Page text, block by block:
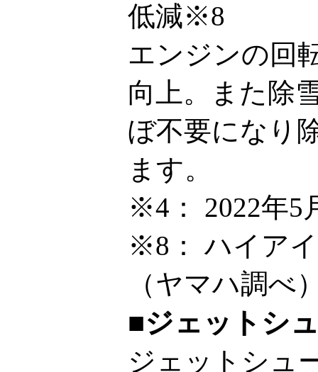
低減※8
エンジンの回
向上。また除
ぼ不要になり
ます。
※4：
2022年5
※8：
ハイア
（ヤマハ調べ
■ジェットシ
ジェットシュ